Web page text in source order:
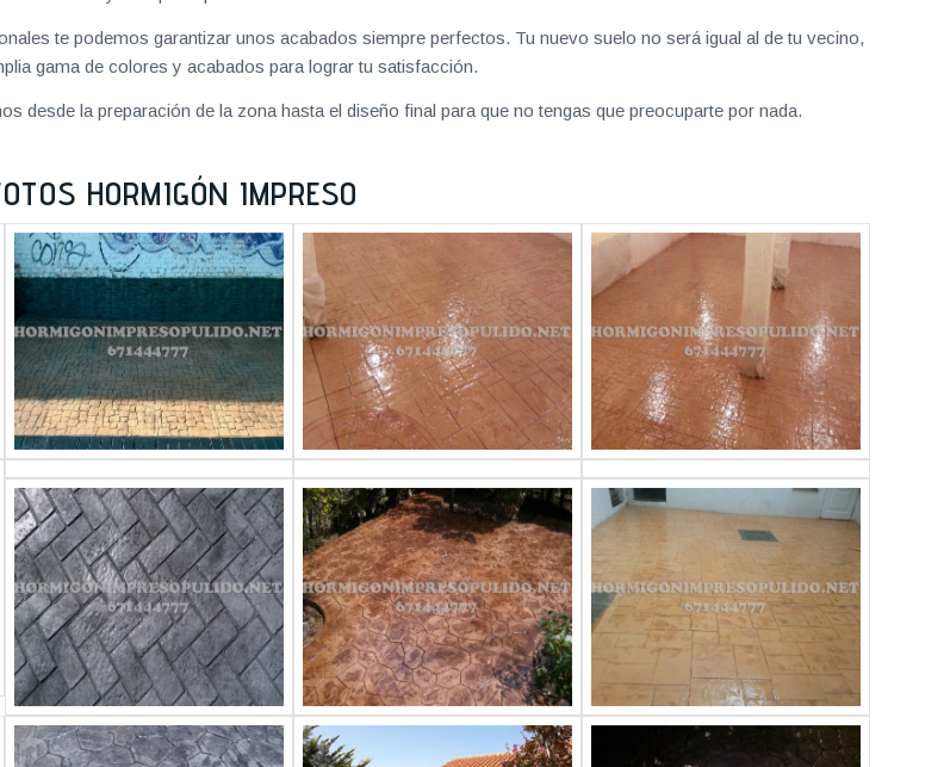
te podemos garantizar unos acabados siempre perfectos. Tu nuevo suelo no será igual al de tu vecino,
gama de colores y acabados para lograr tu satisfacción.
desde la preparación de la zona hasta el diseño final para que no tengas que preocuparte por nada.
HORMIGÓN IMPRESO